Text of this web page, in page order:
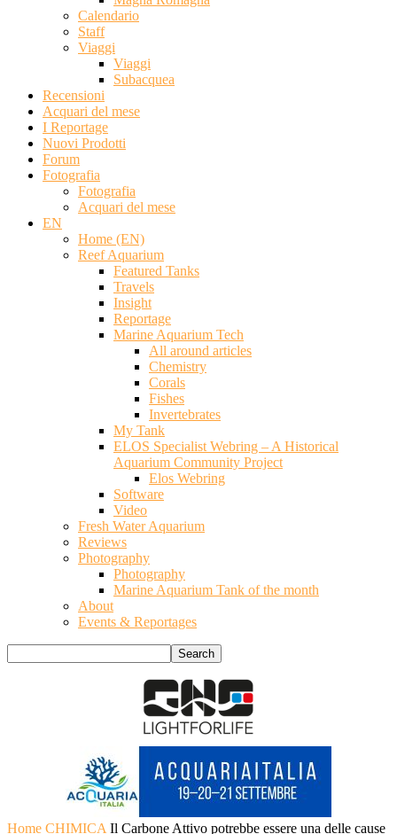
Calendario
Staff
Viaggi
Viaggi
Subacquea
Recensioni
Acquari del mese
I Reportage
Nuovi Prodotti
Forum
Fotografia
Fotografia
Acquari del mese
EN
Home (EN)
Reef Aquarium
Featured Tanks
Travels
Insight
Reportage
Marine Aquarium Tech
All around articles
Chemistry
Corals
Fishes
Invertebrates
My Tank
ELOS Specialist Webring – A Historical
Aquarium Community Project
Elos Webring
Software
Video
Fresh Water Aquarium
Reviews
Photography
Photography
Marine Aquarium Tank of the month
About
Events & Reportages
Home CHIMICA Il Carbone Attivo potrebbe essere una delle cause